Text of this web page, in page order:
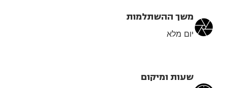
משך ההשתלמות
יום מלא
שעות ומיקום